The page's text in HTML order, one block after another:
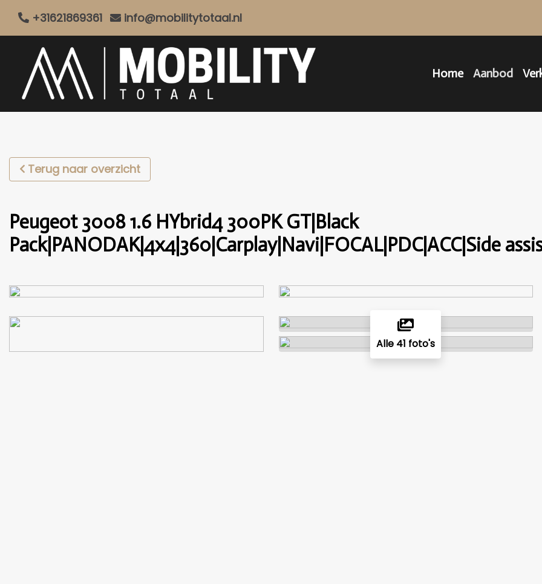
+31621869361 info@mobilitytotaal.nl
Home Aanbod
Terug naar overzicht
Peugeot 3008 1.6 HYbrid4 300PK GT|Black
Pack|PANODAK|4x4|360|Carplay|Navi|FOCAL|PDC|ACC|Side
Alle 41 foto's